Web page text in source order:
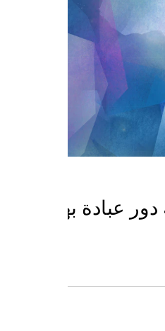
دور عبادة بهائية